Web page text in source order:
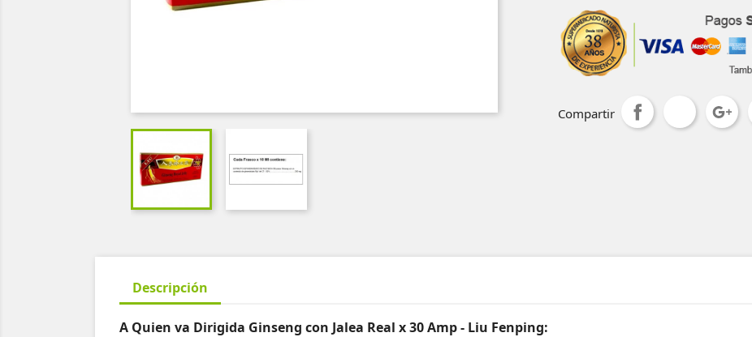
Compartir
Descripción
A Quien va Dirigida Ginseng con Jalea Real x 30 Amp - Liu Fenping: